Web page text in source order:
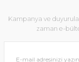
Kampanya ve
zaman e-